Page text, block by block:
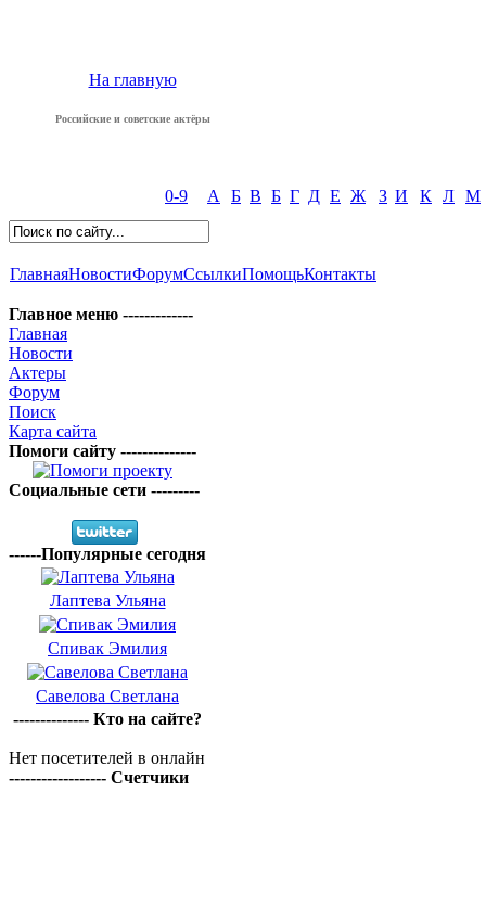
На главную
Российские и советские актёры
0-9 А Б В Б Г Д Е Ж З И К Л М
ГлавнаяНовостиФорумСсылкиПомощьКонтакты
Главное меню -------------
Главная
Новости
Актеры
Форум
Поиск
Карта сайта
Помоги сайту --------------
Социальные сети ---------
------Популярные сегодня
Лаптева Ульяна
Спивак Эмилия
Савелова Светлана
-------------- Кто на сайте?
Нет посетителей в онлайн
------------------ Счетчики